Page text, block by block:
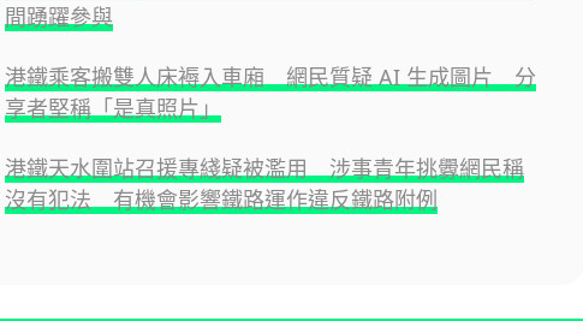
間踴躍參與
港鐵乘客搬雙人床褥入車廂 網民質疑 AI 生成圖片 分
享者堅稱「是真照片」
港鐵天水圍站召援專綫疑被濫用 涉事青年挑釁網民稱
沒有犯法 有機會影響鐵路運作違反鐵路附例